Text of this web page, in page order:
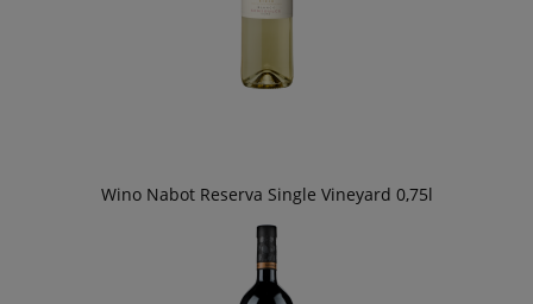
Wino Nabot Reserva Single Vineyard 0,75l